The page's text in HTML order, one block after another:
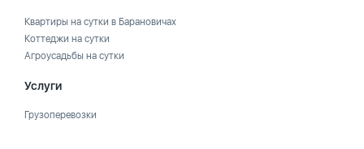
Квартиры на сутки в Барановичах
Коттеджи на сутки
Агроусадьбы на сутки
Услуги
Грузоперевозки